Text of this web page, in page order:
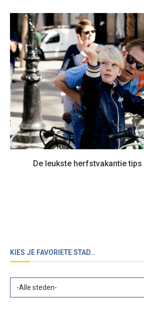
De leukste herfstvakantie tips
KIES JE FAVORIETE STAD…